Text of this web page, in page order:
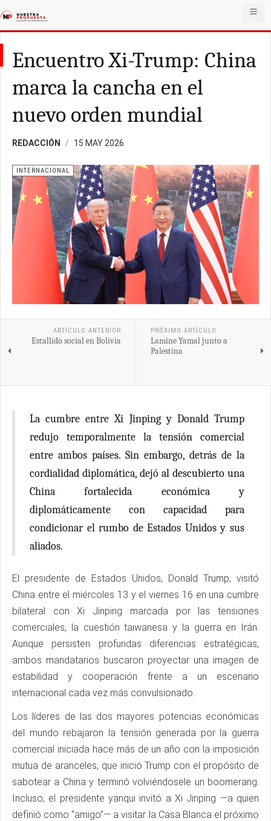
Encuentro Xi-Trump: China
marca la cancha en el
nuevo orden mundial
REDACCIÓN 15 MAY 2026
INTERNACIONAL
ARTÍCULO ANTERIOR
Estallido social en Bolivia
PRÓXIMO ARTÍCULO
Lamine Yamal junto a
Palestina
La cumbre entre Xi Jinping y Donald Trump
redujo temporalmente la tensión comercial
entre ambos países. Sin embargo, detrás de la
cordialidad diplomática, dejó al descubierto una
China fortalecida económica y
diplomáticamente con capacidad para
condicionar el rumbo de Estados Unidos y sus
aliados.
El presidente de Estados Unidos, Donald Trump, visitó
China entre el miércoles 13 y el viernes 16 en una cumbre
bilateral con Xi Jinping marcada por las tensiones
comerciales, la cuestión taiwanesa y la guerra en Irán.
Aunque persisten profundas diferencias estratégicas,
ambos mandatarios buscaron proyectar una imagen de
estabilidad y cooperación frente a un escenario
internacional cada vez más convulsionado.
Los líderes de las dos mayores potencias económicas
del mundo rebajaron la tensión generada por la guerra
comercial iniciada hace más de un año con la imposición
mutua de aranceles, que inició Trump con el propósito de
sabotear a China y terminó volviéndosele un boomerang.
Incluso, el presidente yanqui invitó a Xi Jinping —a quien
definió como “amigo”— a visitar la Casa Blanca el próximo